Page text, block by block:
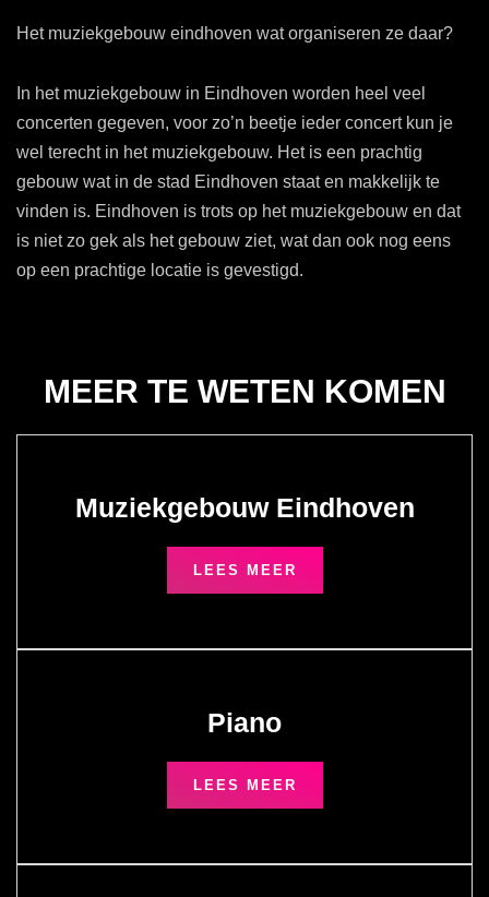
Het muziekgebouw eindhoven wat organiseren ze daar?
In het muziekgebouw in Eindhoven worden heel veel
concerten gegeven, voor zo’n beetje ieder concert kun je
wel terecht in het muziekgebouw. Het is een prachtig
gebouw wat in de stad Eindhoven staat en makkelijk te
vinden is. Eindhoven is trots op het muziekgebouw en dat
is niet zo gek als het gebouw ziet, wat dan ook nog eens
op een prachtige locatie is gevestigd.
MEER TE WETEN KOMEN
Muziekgebouw Eindhoven
LEES MEER
Piano
LEES MEER